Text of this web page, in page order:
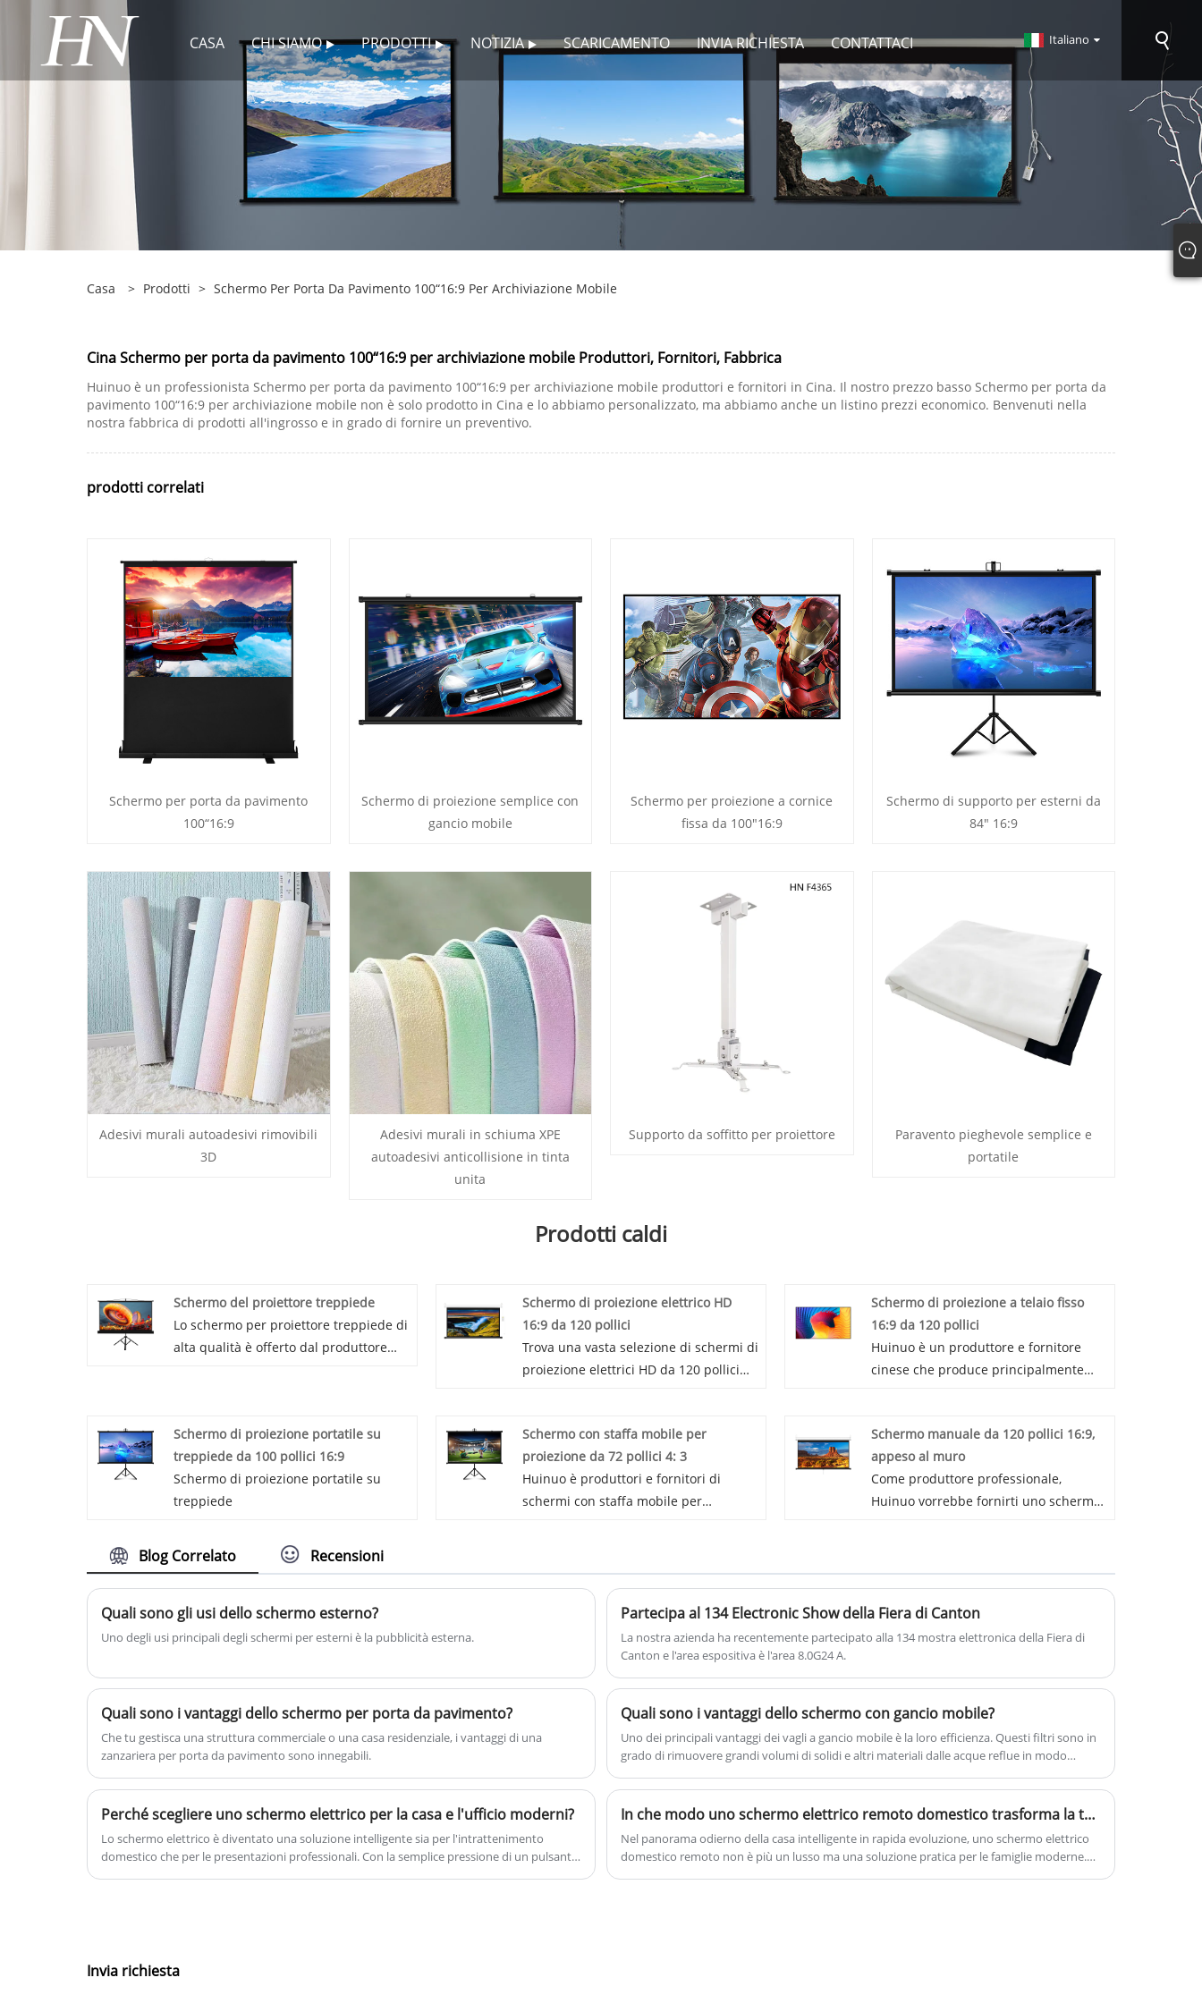
CASA CHI SIAMO PRODOTTI NOTIZIA SCARICAMENTO INVIA RICHIESTA CONTATTACI Italiano
Casa > Prodotti > Schermo Per Porta Da Pavimento 100“16:9 Per Archiviazione Mobile
Cina Schermo per porta da pavimento 100“16:9 per archiviazione mobile Produttori, Fornitori, Fabbrica
Huinuo è un professionista Schermo per porta da pavimento 100“16:9 per archiviazione mobile produttori e fornitori in Cina. Il nostro prezzo basso Schermo per porta da
pavimento 100“16:9 per archiviazione mobile non è solo prodotto in Cina e lo abbiamo personalizzato, ma abbiamo anche un listino prezzi economico. Benvenuti nella
nostra fabbrica di prodotti all'ingrosso e in grado di fornire un preventivo.
prodotti correlati
Schermo per porta da pavimento
100“16:9
Schermo di proiezione semplice con
gancio mobile
Schermo per proiezione a cornice
fissa da 100"16:9
Schermo di supporto per esterni da
84" 16:9
Adesivi murali autoadesivi rimovibili
3D
Adesivi murali in schiuma XPE
autoadesivi anticollisione in tinta
unita
Supporto da soffitto per proiettore
Paravento pieghevole semplice e
portatile
Prodotti caldi
Schermo del proiettore treppiede
Lo schermo per proiettore treppiede di
alta qualità è offerto dal produttore
basso prezzo.
Schermo di proiezione elettrico HD
16:9 da 120 pollici
Trova una vasta selezione di schermi di
proiezione elettrici HD da 120 pollici
giusto prezzo, in attesa di
collaborazione.
Schermo di proiezione a telaio fisso
16:9 da 120 pollici
Huinuo è un produttore e fornitore
cinese che produce principalmente
esperienza. Spero di costruire rapporti
d'affari con te.
Schermo di proiezione portatile su
treppiede da 100 pollici 16:9
Schermo di proiezione portatile su
treppiede
Schermo con staffa mobile per
proiezione da 72 pollici 4: 3
Huinuo è produttori e fornitori di
schermi con staffa mobile per
pollici 4: 3, siamo in grado di fornire un
servizio professionale e un prezzo
Schermo manuale da 120 pollici 16:9,
appeso al muro
Come produttore professionale,
Huinuo vorrebbe fornirti uno schermo
puntuali.
Blog Correlato Recensioni
Quali sono gli usi dello schermo esterno?
Uno degli usi principali degli schermi per esterni è la pubblicità esterna.
Partecipa al 134 Electronic Show della Fiera di Canton
La nostra azienda ha recentemente partecipato alla 134 mostra elettronica della Fiera di
Canton e l'area espositiva è l'area 8.0G24 A.
Quali sono i vantaggi dello schermo per porta da pavimento?
Che tu gestisca una struttura commerciale o una casa residenziale, i vantaggi di una
zanzariera per porta da pavimento sono innegabili.
Quali sono i vantaggi dello schermo con gancio mobile?
​Uno dei principali vantaggi dei vagli a gancio mobile è la loro efficienza. Questi filtri sono in
grado di rimuovere grandi volumi di solidi e altri materiali dalle acque reflue in modo
lo scarico.
Perché scegliere uno schermo elettrico per la casa e l'ufficio moderni?
Lo schermo elettrico è diventato una soluzione intelligente sia per l'intrattenimento
domestico che per le presentazioni professionali. Con la semplice pressione di un pulsante
In che modo uno schermo elettrico remoto domestico trasforma la tua esperienza di vita?
Nel panorama odierno della casa intelligente in rapida evoluzione, uno schermo elettrico
domestico remoto non è più un lusso ma una soluzione pratica per le famiglie moderne.
Invia richiesta